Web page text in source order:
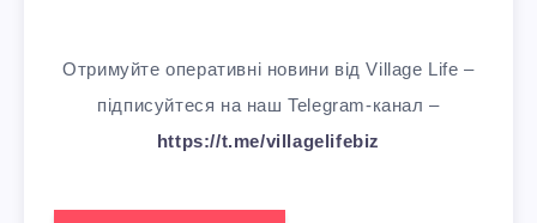
Отримуйте оперативні новини від Village Life –
підписуйтеся на наш Telegram-канал –
https://t.me/villagelifebiz